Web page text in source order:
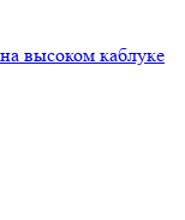
высоком каблуке